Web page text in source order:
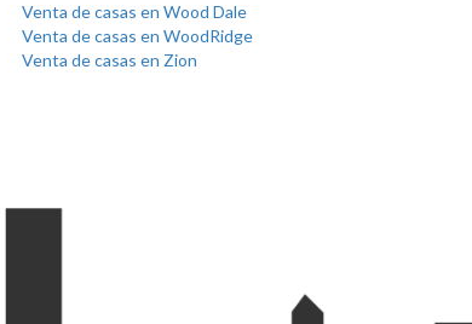
Venta de casas en Wood Dale
Venta de casas en WoodRidge
Venta de casas en Zion